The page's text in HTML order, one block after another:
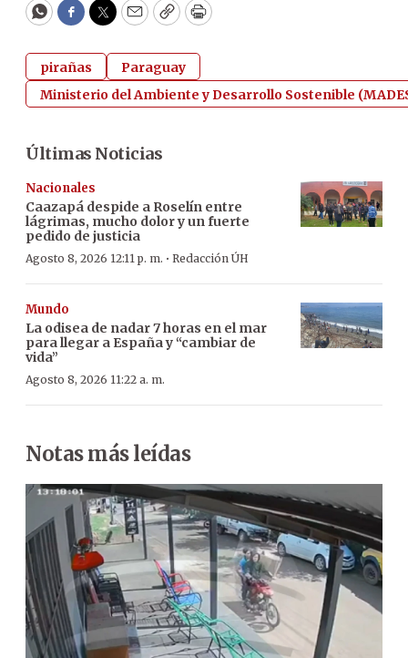
WhatsApp
Facebook
Twitter
EmailCopyPrint
pirañas
Paraguay
Ministerio del Ambiente y Desarrollo Sostenible
Últimas Noticias
Nacionales
Caazapá despide a Roselín entre
lágrimas, mucho dolor y un fuerte
pedido de justicia
Agosto 8, 2026 12:11 p. m. · Redacción ÚH
Mundo
La odisea de nadar 7 horas en el mar
para llegar a España y “cambiar de
vida”
Agosto 8, 2026 11:22 a. m.
Notas más leídas